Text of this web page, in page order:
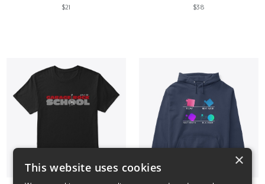
$21 $38
×
This website uses cookies